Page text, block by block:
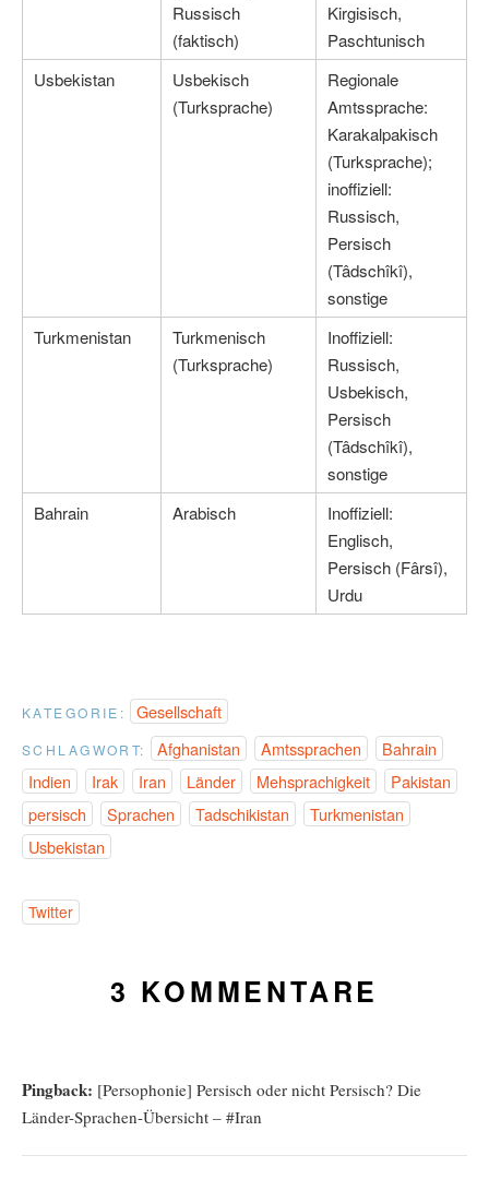
Russisch
(faktisch)
Kirgisisch,
Paschtunisch
Usbekistan
Usbekisch
(Turksprache)
Regionale
Amtssprache:
Karakalpakisch
(Turksprache);
inoffiziell:
Russisch,
Persisch
(Tâdschîkî),
sonstige
Turkmenistan
Turkmenisch
(Turksprache)
Inoffiziell:
Russisch,
Usbekisch,
Persisch
(Tâdschîkî),
sonstige
Bahrain
Arabisch
Inoffiziell:
Englisch,
Persisch (Fârsî),
Urdu
KATEGORIE: Gesellschaft
SCHLAGWORT: Afghanistan Amtssprachen
Bahrain
Indien
Irak Iran Länder Mehsprachigkeit
Pakistan
persisch
Sprachen Tadschikistan
Turkmenistan
Usbekistan
Twitter
3 KOMMENTARE
Pingback: [Persophonie] Persisch oder nicht Persisch? Die
Länder-Sprachen-Übersicht – #Iran